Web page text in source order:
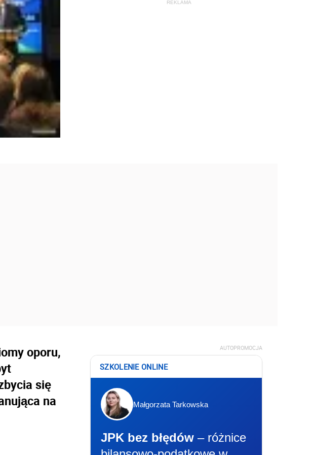
oporu,
się
na
AUTOPROMOCJA
SZKOLENIE ONLINE
Małgorzata Tarkowska
JPK bez błędów – różnice